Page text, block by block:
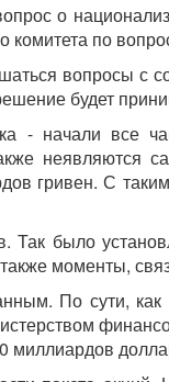
о
по
вопросы с
будет
- начали все
гривен. С
Так было
моменты,
По сути,
миллиардов